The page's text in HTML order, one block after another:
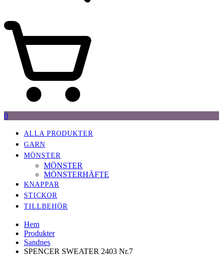
0
ALLA PRODUKTER
GARN
MÖNSTER
MÖNSTER
MÖNSTERHÄFTE
KNAPPAR
STICKOR
TILLBEHÖR
Hem
Produkter
Sandnes
SPENCER SWEATER 2403 Nr.7